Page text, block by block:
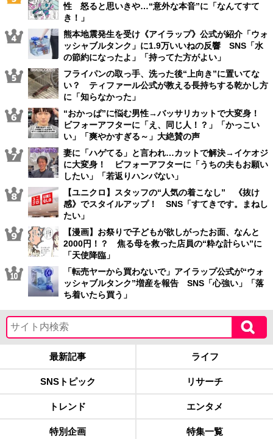
性 怒ると思いきや…“意外な本音”に「なんてすて
き！」
熊本地震発生を受け《アイラップ》公式が紹介「ウォ
ッシャブルタンク」に1.9万いいねの反響 SNS「水
の節約になったよ」「持ってた方がよい」
フライパンの取っ手、洗った後“上向き”に置いてな
い？ ティファール公式が教える長持ちする乾かし方
に「知らなかった」
“おかっぱ”に悩む男性→バッサリカットで大変身！
ビフォーアフターに「え、同じ人！？」「かっこい
い」「爽やかすぎる～」大絶賛の声
妻に「ハゲてる」と言われ…カットで解決→イケオジ
に大変身！ ビフォーアフターに「うちの夫もお願い
したい」「若返りハンパない」
【ユニクロ】スタッフの“人気の着こなし” 《抜け
感》でスタイルアップ！ SNS「すてきです。まねし
たい」
【漫画】お祭りで子どもが欲しがったお面、なんと
2000円！？ 焦る母を救った店員の“粋な計らい”に
「天使降臨」
「転売ヤーから買わないで」アイラップ公式が“ウォ
ッシャブルタンク”増産を報告 SNS「心強い」「落
ち着いたら買う」
最新記事 ライフ
SNSトピック リサーチ
トレンド エンタメ
特別企画 特集一覧